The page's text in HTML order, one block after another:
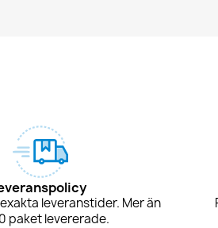
leveranstider. Mer än
paket levererade.